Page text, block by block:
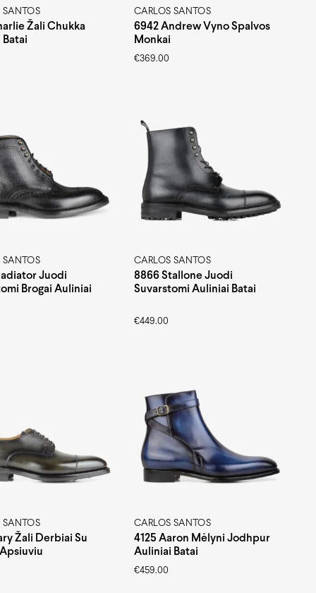
SANTOS
Žali Chukka
CARLOS SANTOS
6942 Andrew Vyno Spalvos
Monkai
€369.00
SANTOS
Juodi
Brogai Auliniai
CARLOS SANTOS
8866 Stallone Juodi
Suvarstomi Auliniai Batai
€449.00
SANTOS
Žali Derbiai Su
CARLOS SANTOS
4125 Aaron Mėlyni Jodhpur
Auliniai Batai
€459.00